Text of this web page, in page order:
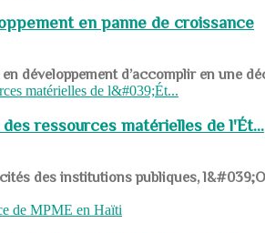
en panne de croissance
développement d’accomplir en une
ressources matérielles de l'Ét...
des institutions publiques,